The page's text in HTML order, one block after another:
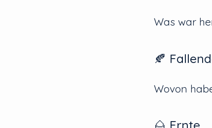
Was war
🍂
Wovon
🌰 Ernte